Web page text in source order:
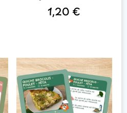
1,20€